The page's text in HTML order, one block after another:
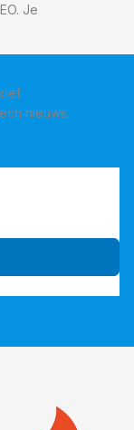
Je
nieuws.